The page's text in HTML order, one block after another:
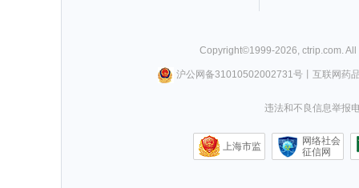
Copyright©1999-2026 ctrip.com .
沪公网备31010502002731号丨 互联网药
违法和不良信息举报
上海市监
网络社会
征信网